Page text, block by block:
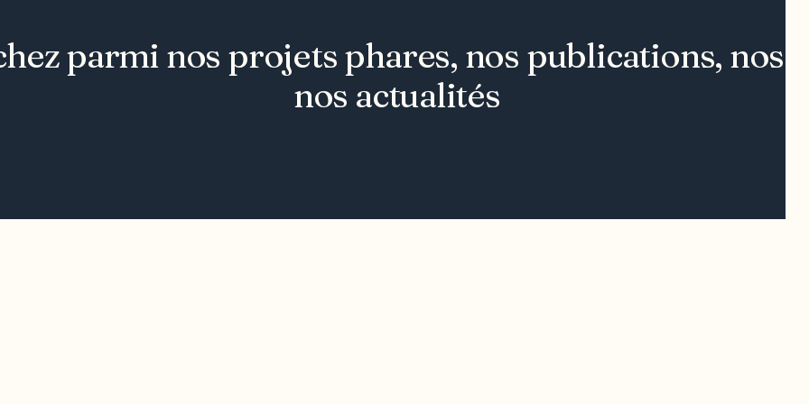
parmi nos projets phares, nos publications, nos
nos actualités